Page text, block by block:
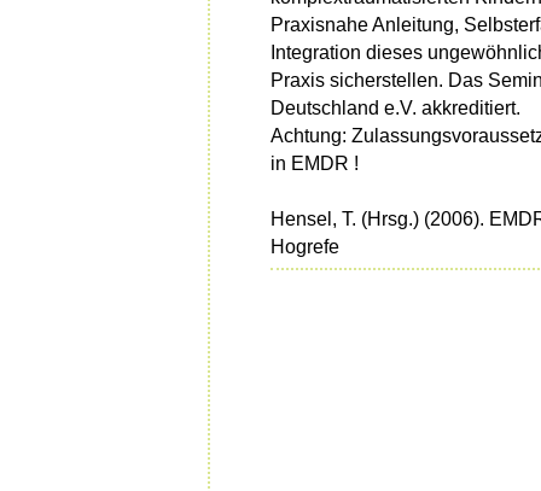
Praxisnahe Anleitung,
Integration dieses
Praxis sicherstellen. Das
Deutschland e.V. akkreditiert.
Achtung:
in EMDR !
Hensel, T. (Hrsg.) (2006).
Hogrefe